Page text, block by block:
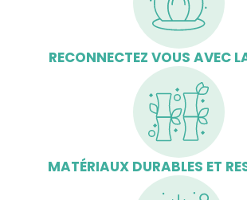
RECONNECTEZ VOUS AVEC
MATÉRIAUX DURABLES ET